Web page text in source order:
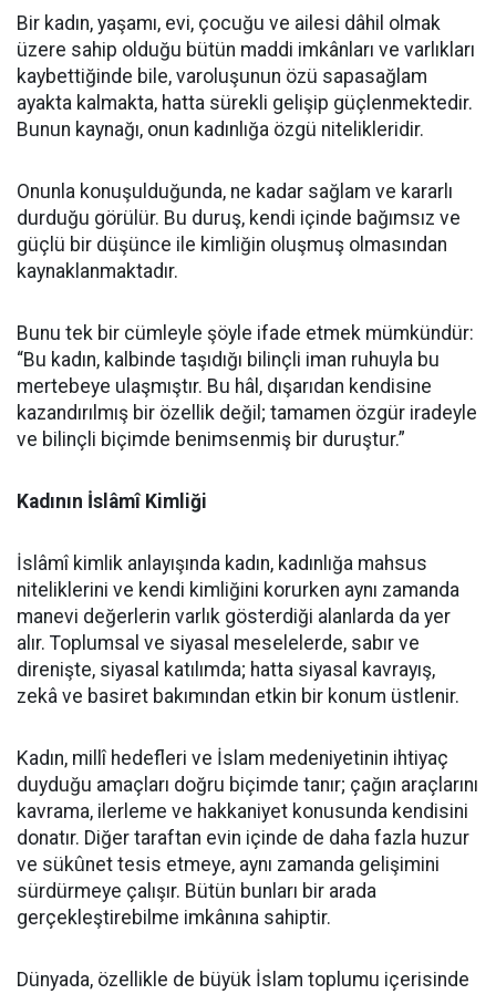
Bir kadın, yaşamı, evi, çocuğu ve ailesi dâhil olmak
üzere sahip olduğu bütün maddi imkânları ve varlıkları
kaybettiğinde bile, varoluşunun özü sapasağlam
ayakta kalmakta, hatta sürekli gelişip güçlenmektedir.
Bunun kaynağı, onun kadınlığa özgü nitelikleridir.
Onunla konuşulduğunda, ne kadar sağlam ve kararlı
durduğu görülür. Bu duruş, kendi içinde bağımsız ve
güçlü bir düşünce ile kimliğin oluşmuş olmasından
kaynaklanmaktadır.
Bunu tek bir cümleyle şöyle ifade etmek mümkündür:
“Bu kadın, kalbinde taşıdığı bilinçli iman ruhuyla bu
mertebeye ulaşmıştır. Bu hâl, dışarıdan kendisine
kazandırılmış bir özellik değil; tamamen özgür iradeyle
ve bilinçli biçimde benimsenmiş bir duruştur.”
Kadının İslâmî Kimliği
İslâmî kimlik anlayışında kadın, kadınlığa mahsus
niteliklerini ve kendi kimliğini korurken aynı zamanda
manevi değerlerin varlık gösterdiği alanlarda da yer
alır. Toplumsal ve siyasal meselelerde, sabır ve
direnişte, siyasal katılımda; hatta siyasal kavrayış,
zekâ ve basiret bakımından etkin bir konum üstlenir.
Kadın, millî hedefleri ve İslam medeniyetinin ihtiyaç
duyduğu amaçları doğru biçimde tanır; çağın araçlarını
kavrama, ilerleme ve hakkaniyet konusunda kendisini
donatır. Diğer taraftan evin içinde de daha fazla huzur
ve sükûnet tesis etmeye, aynı zamanda gelişimini
sürdürmeye çalışır. Bütün bunları bir arada
gerçekleştirebilme imkânına sahiptir.
Dünyada, özellikle de büyük İslam toplumu içerisinde